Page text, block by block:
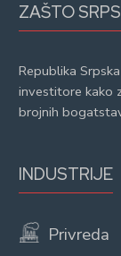
ZAŠTO
Republika
investitore kako
brojnih
INDUSTRIJE
Privreda